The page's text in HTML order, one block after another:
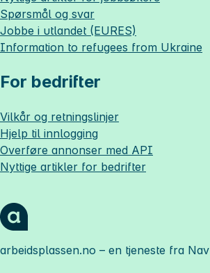
Spørsmål og svar
Jobbe i utlandet (EURES)
Information to refugees from Ukraine
For bedrifter
Vilkår og retningslinjer
Hjelp til innlogging
Overføre annonser med API
Nyttige artikler for bedrifter
arbeidsplassen.no – en tjeneste fra Nav